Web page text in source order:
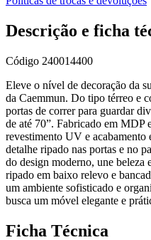
Descrição e ficha
Código 240014400
Eleve o nível de decoração da
da Caemmun. Do tipo térreo e
portas de correr para guardar
de até 70”. Fabricado em MDP
revestimento UV e
detalhe ripado nas portas e no
do design moderno, une beleza
ripado em baixo relevo e
um ambiente sofisticado e
busca um móvel elegante e
Ficha Técnica